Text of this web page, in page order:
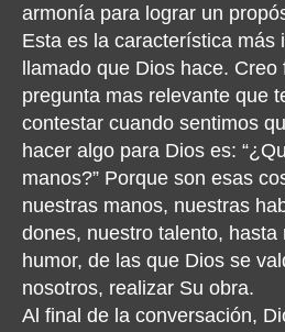
armonía para lograr un
Esta es la característica más
llamado que Dios hace. Creo
pregunta mas relevante que
contestar cuando sentimos
hacer algo para Dios es:
manos?” Porque son esas
nuestras manos, nuestras
dones, nuestro talento, hasta
humor, de las que Dios se
nosotros, realizar Su obra.
Al final de la conversación,